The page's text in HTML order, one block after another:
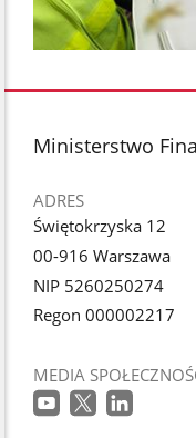
galerii.
stopka
Ministerstwo
ADRES
Świętokrzyska 12
00-916 Warszawa
NIP 5260250274
Regon 000002217
MEDIA